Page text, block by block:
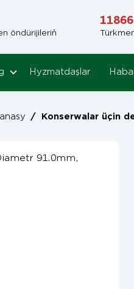
öndürijileriň
11866
Hyzmatdaşlar
/ Konserwalar üçin demir banka. Diametr